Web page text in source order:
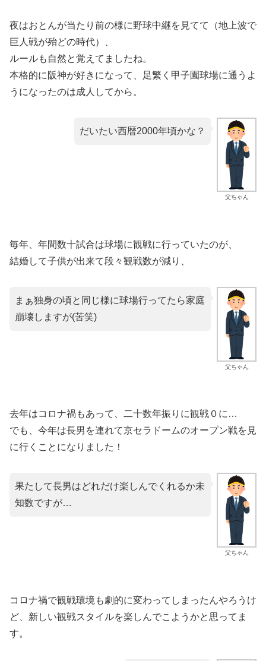
夜はおとんが当たり前の様に野球中継を見てて（地上波で
巨人戦が殆どの時代）、
ルールも自然と覚えてましたね。
本格的に阪神が好きになって、足繁く甲子園球場に通うよ
うになったのは成人してから。
父ちゃん
だいたい西暦2000年頃かな？
毎年、年間数十試合は球場に観戦に行っていたのが、
結婚して子供が出来て段々観戦数が減り、
父ちゃん
まぁ独身の頃と同じ様に球場行ってたら家庭
崩壊しますが(苦笑)
去年はコロナ禍もあって、二十数年振りに観戦０に…
でも、今年は長男を連れて京セラドームのオープン戦を見
に行くことになりました！
父ちゃん
果たして長男はどれだけ楽しんでくれるか未
知数ですが…
コロナ禍で観戦環境も劇的に変わってしまったんやろうけ
ど、新しい観戦スタイルを楽しんでこようかと思ってま
す。